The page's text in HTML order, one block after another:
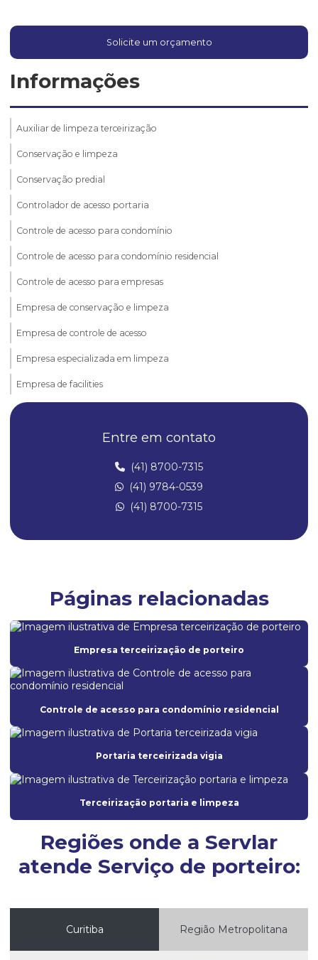
Solicite um orçamento
Informações
Auxiliar de limpeza terceirização
Conservação e limpeza
Conservação predial
Controlador de acesso portaria
Controle de acesso para condomínio
Controle de acesso para condomínio residencial
Controle de acesso para empresas
Empresa de conservação e limpeza
Empresa de controle de acesso
Empresa especializada em limpeza
Empresa de facilities
Empresa para limpeza
Empresa de limpeza condominial
Empresa de limpeza para condominios
Empresa de limpeza para empresas
Empresa de limpeza facility
Empresa de limpeza e manutenção predial
Empresa de limpeza predial
Empresa limpeza terceirização
Empresa de limpeza e zeladoria
Empresa de portaria
Empresa de portaria de condomínio
Empresa de portaria e recepção
Empresa de portaria e segurança
Empresa de portaria terceirização
Entre em contato
(41) 8700-7315
(41) 9784-0539
(41) 8700-7315
Páginas relacionadas
Empresa terceirização de porteiro
Controle de acesso para condomínio residencial
Portaria terceirizada vigia
Terceirização portaria e limpeza
Regiões onde a Servlar
atende Serviço de porteiro:
Curitiba Região Metropolitana